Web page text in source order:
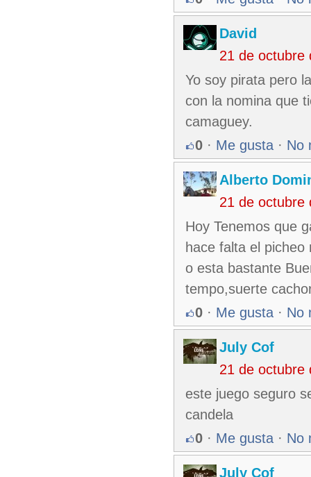
David
21 de octubre
Yo soy pirata pero
con la nomina que
camaguey.
0 · Me gusta · No
Alberto
21 de octubre
Hoy Tenemos que
hace falta el
o esta bastante
tempo,suerte
0 · Me gusta · No
July Cof
21 de octubre
este juego seguro
candela
0 · Me gusta · No
July Cof